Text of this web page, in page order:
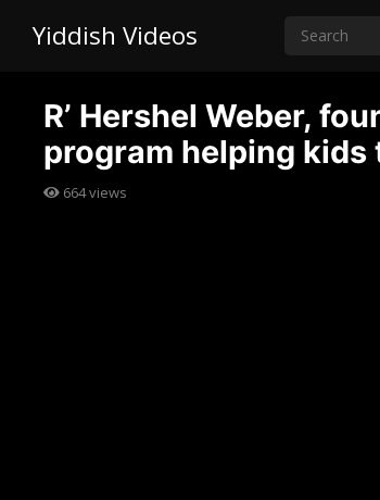
Yiddish Videos
R’ Hershel Weber,
program helping
664views